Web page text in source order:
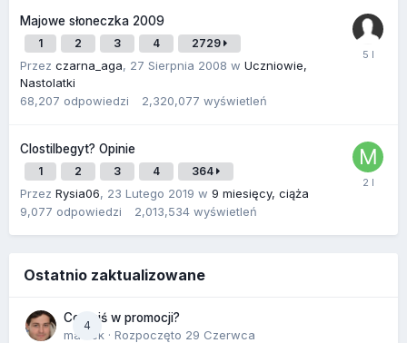
Majowe słoneczka 2009
1 2 3 4 2729
Przez czarna_aga, 27 Sierpnia 2008 w Uczniowie,
Nastolatki
68,207 odpowiedzi 2,320,077 wyświetleń
Clostilbegyt? Opinie
1 2 3 4 364
Przez Rysia06, 23 Lutego 2019 w 9 miesięcy, ciąża
9,077 odpowiedzi 2,013,534 wyświetleń
Ostatnio zaktualizowane
4
Co dziś w promocji?
maciek · Rozpoczęto 29 Czerwca